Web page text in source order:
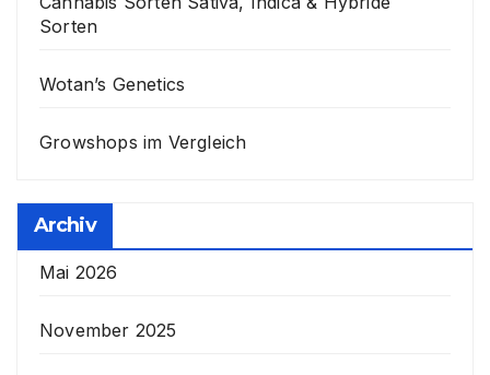
Sorten
Wotan’s Genetics
Growshops im Vergleich
Archiv
Mai 2026
November 2025